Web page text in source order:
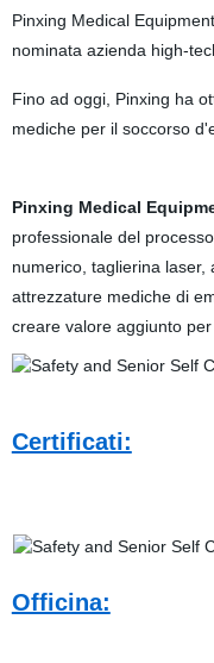
Pinxing Medical
nominata azienda high-
Fino ad oggi, Pinxing ha
mediche per il soccorso
Pinxing Medical
professionale del
numerico, taglierina
attrezzature mediche di
creare valore aggiunto
Certificati:
Officina: